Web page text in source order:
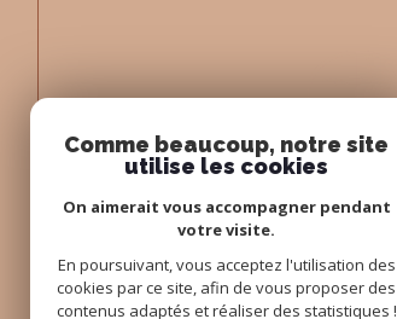
Comme beaucoup, notre site
utilise les cookies
On aimerait vous accompagner pendant
votre visite.
En poursuivant, vous acceptez l'utilisation des
cookies par ce site, afin de vous proposer des
contenus adaptés et réaliser des statistiques !